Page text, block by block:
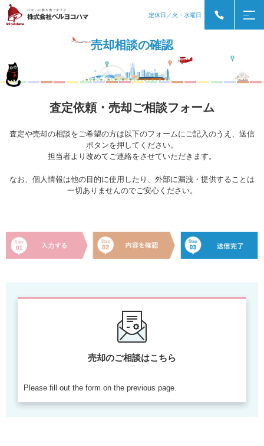
定休日／火・水曜日
売却相談の確認
査定依頼・売却ご相談フォーム
査定や売却の相談をご希望の方は以下のフォームにご記入のうえ、送信
ボタンを押してください。
担当者より改めてご連絡をさせていただきます。
なお、個人情報は他の目的に使用したり、外部に漏洩・提供することは
一切ありませんのでご安心ください。
売却のご相談はこちら
Please fill out the form on the previous page.